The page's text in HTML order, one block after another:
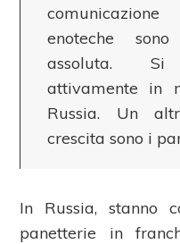
enoteche
assoluta. Si
attivamente in
Russia. Un
crescita sono i
In Russia, stanno
panetterie in